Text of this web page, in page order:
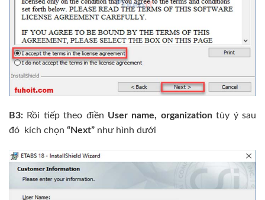
B3: Rồi tiếp theo điền User name, organizationtùy ý sau
đó kích chọn “Next” như hình dưới